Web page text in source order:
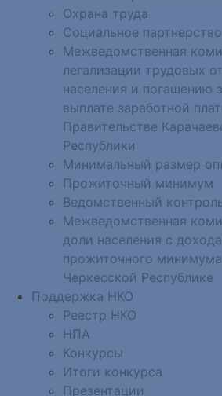
Охрана труда
Социальное партнерство
Межведомственная
легализации трудовых
населения и погашению
выплате заработной
Правительстве
Республики
Минимальный размер
Прожиточный минимум
Ведомственный
Межведомственная
доли населения с
прожиточного
Черкесской Республике
Поддержка НКО
Реестр НКО
НПА
Конкурсы
Итоги конкурса
Презентации